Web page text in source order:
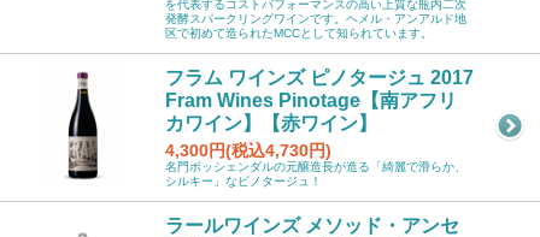
を代表するコストパフォーマンスの高い上質な瓶内二次
発酵スパークリングワインです。ヘメル・アンアルド地
区で初めて造られたMCCとして知られています。
フラム ワインズ ピノタージュ 2017
Fram Wines Pinotage【南アフリ
カワイン】【赤ワイン】
4,300円(税込4,730円)
名門ボッシェンダルの元醸造長が造る「綺麗で滑らか、
シルキー」なピノタージュ！
ラールワインズ メソッド・アンセ